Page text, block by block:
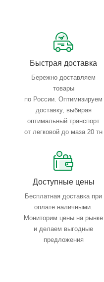
Тройной весовой
Быстрая доставка
Бережно доставляем
товары
по России. Оптимизируем
доставку, выбирая
оптимальный транспорт
от легковой до маза 20 тн
Доступные цены
Бесплатная доставка при
оплате наличными.
Мониторим цены на рынке
и делаем выгодные
предложения